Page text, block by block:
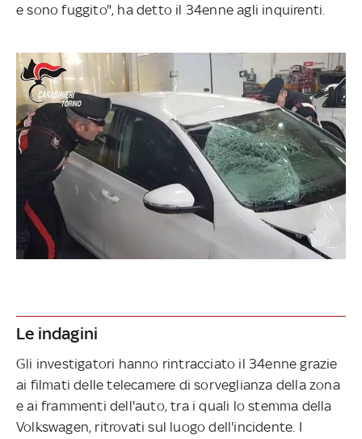
e sono fuggito", ha detto il 34enne agli inquirenti.
Le indagini
Gli investigatori hanno rintracciato il 34enne grazie
ai filmati delle telecamere di sorveglianza della zona
e ai frammenti dell'auto, tra i quali lo stemma della
Volkswagen, ritrovati sul luogo dell'incidente. I